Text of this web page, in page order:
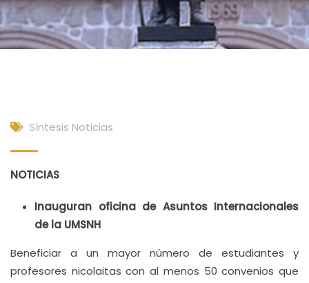
Síntesis Noticias
NOTICIAS
Inauguran oficina de Asuntos Internacionales
de la UMSNH
Beneficiar a un mayor número de estudiantes y
profesores nicolaitas con al menos 50 convenios que